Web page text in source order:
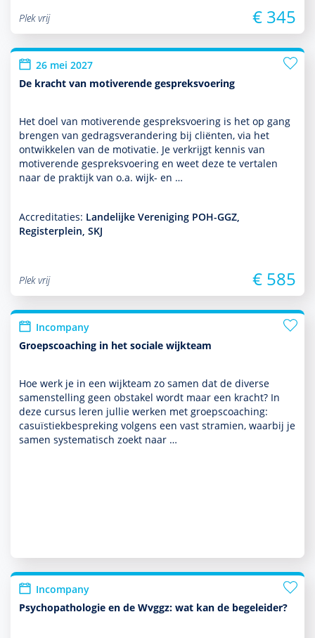
Plek vrij € 345
26 mei 2027
De kracht van motiverende gespreksvoering
Het doel van motiverende gespreksvoering is het op gang
brengen van gedragsveran­de­ring bij cliënten, via het
ontwik­kelen van de motivatie. Je verkrijgt kennis van
motiverende gespreksvoering en weet deze te vertalen
naar de prak­tijk van o.a. wijk- en …
Accreditaties: Landelijke Vereniging POH-GGZ,
Registerplein, SKJ
Plek vrij € 585
Incompany
Groepscoaching in het sociale wijkteam
Hoe werk je in een wijkteam zo samen dat de diverse
samenstelling geen obstakel wordt maar een kracht? In
deze cursus leren jullie werken met groepscoaching:
casuïstiekbespreking volgens een vast stramien, waarbij je
samen syste­ma­tisch zoekt naar …
Incompany
Psychopathologie en de Wvggz: wat kan de begeleider?